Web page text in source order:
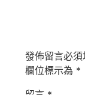
發佈留言必須
欄位標示為 *